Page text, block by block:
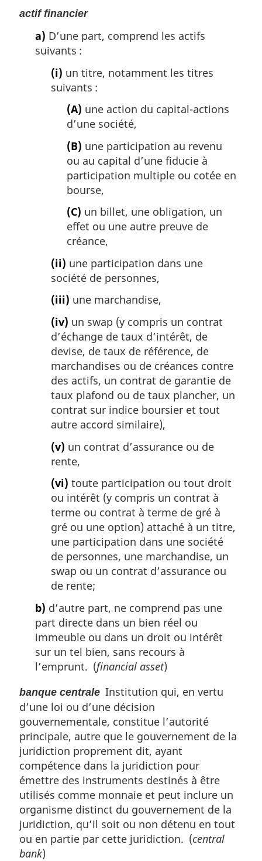
a
actif financier
a) D’une part, comprend les actifs
suivants :
(i) un titre, notamment les titres
suivants :
(A) une action du capital-actions
d’une société,
(B) une participation au revenu
ou au capital d’une fiducie à
participation multiple ou cotée en
bourse,
(C) un billet, une obligation, un
effet ou une autre preuve de
créance,
(ii) une participation dans une
société de personnes,
(iii) une marchandise,
(iv) un swap (y compris un contrat
d’échange de taux d’intérêt, de
devise, de taux de référence, de
marchandises ou de créances contre
des actifs, un contrat de garantie de
taux plafond ou de taux plancher, un
contrat sur indice boursier et tout
autre accord similaire),
(v) un contrat d’assurance ou de
rente,
(vi) toute participation ou tout droit
ou intérêt (y compris un contrat à
terme ou contrat à terme de gré à
gré ou une option) attaché à un titre,
une participation dans une société
de personnes, une marchandise, un
swap ou un contrat d’assurance ou
de rente;
b) d’autre part, ne comprend pas une
part directe dans un bien réel ou
immeuble ou dans un droit ou intérêt
sur un tel bien, sans recours à
l’emprunt. (financial asset)
banque centrale Institution qui, en vertu
d’une loi ou d’une décision
gouvernementale, constitue l’autorité
principale, autre que le gouvernement de la
juridiction proprement dit, ayant
compétence dans la juridiction pour
émettre des instruments destinés à être
utilisés comme monnaie et peut inclure un
organisme distinct du gouvernement de la
juridiction, qu’il soit ou non détenu en tout
ou en partie par cette juridiction. (central
bank)